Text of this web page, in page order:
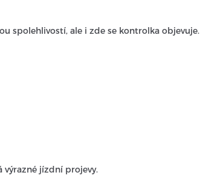
spolehlivostí, ale i zde se kontrolka objevuje.
jízdní projevy.